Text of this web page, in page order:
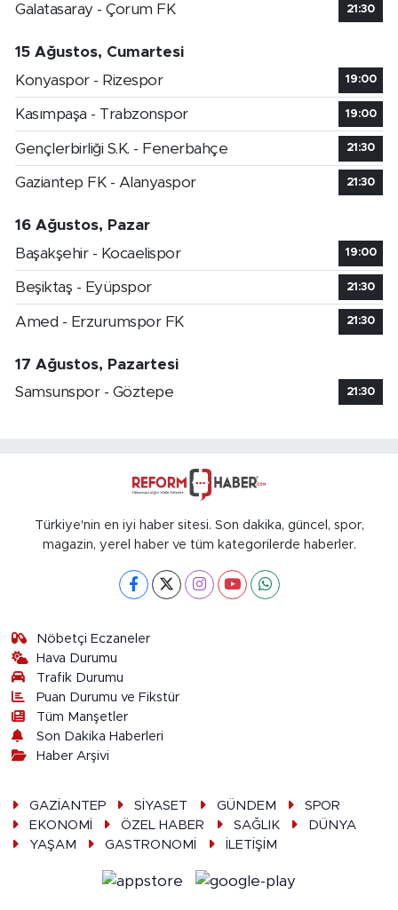
Galatasaray - Çorum FK
21:30
15 Ağustos, Cumartesi
Konyaspor - Rizespor
19:00
Kasımpaşa - Trabzonspor 19:00
Gençlerbirliği S.K. - Fenerbahçe 21:30
Gaziantep FK - Alanyaspor 21:30
16 Ağustos, Pazar
Başakşehir - Kocaelispor
19:00
Beşiktaş - Eyüpspor 21:30
Amed - Erzurumspor FK 21:30
17 Ağustos, Pazartesi
Samsunspor - Göztepe
21:30
Türkiye'nin en iyi haber sitesi. Son dakika, güncel, spor,
magazin, yerel haber ve tüm kategorilerde haberler.
Nöbetçi Eczaneler
Hava Durumu
Trafik Durumu
Puan Durumu ve Fikstür
Tüm Manşetler
Son Dakika Haberleri
Haber Arşivi
GAZİANTEP SİYASET GÜNDEM
SPOR
EKONOMİ
ÖZEL HABER SAĞLIK
DÜNYA
YAŞAM
GASTRONOMİ İLETİŞİM